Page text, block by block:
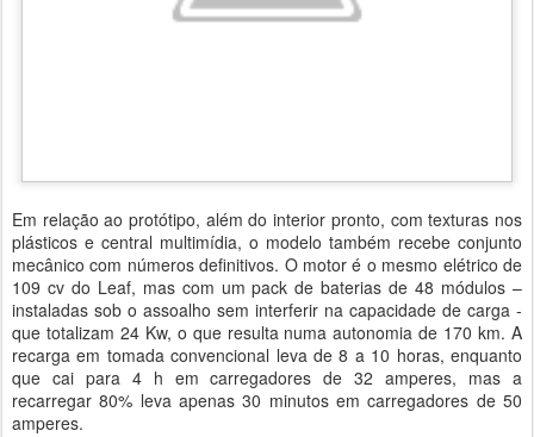
Em relação ao protótipo, além do interior pronto, com texturas nos
plásticos e central multimídia, o modelo também recebe conjunto
mecânico com números definitivos. O motor é o mesmo elétrico de
109 cv do Leaf, mas com um pack de baterias de 48 módulos –
instaladas sob o assoalho sem interferir na capacidade de carga -
que totalizam 24 Kw, o que resulta numa autonomia de 170 km. A
recarga em tomada convencional leva de 8 a 10 horas, enquanto
que cai para 4 h em carregadores de 32 amperes, mas a
recarregar 80% leva apenas 30 minutos em carregadores de 50
amperes.